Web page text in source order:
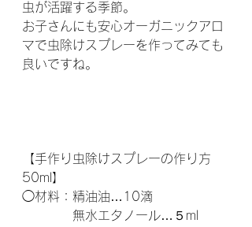
虫が活躍する季節。
お子さんにも安心オーガニックアロ
マで虫除けスプレーを作ってみても
良いですね。
【手作り虫除けスプレーの作り方
50ml】
◯材料：精油油…10滴
無水エタノール…５ml